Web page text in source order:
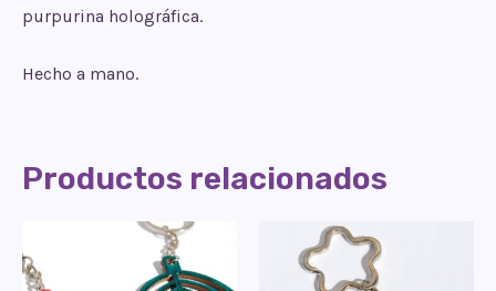
purpurina holográfica.
Hecho a mano.
Productos relacionados